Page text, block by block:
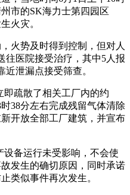
市的SK海力士第四园区
火灾。
火势及时得到控制，但对人
往医院接受治疗，其中5人报
泄漏点接受筛查。
疏散了相关工厂内的约
38分左右完成残留气体清除
开放全部工厂建筑，并宣布
备运行未受影响，不会使
发生的确切原因，同时承诺
类似事件再次发生。